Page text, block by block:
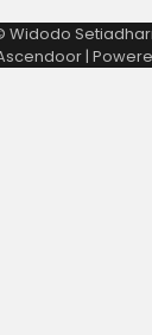
Widodo
|